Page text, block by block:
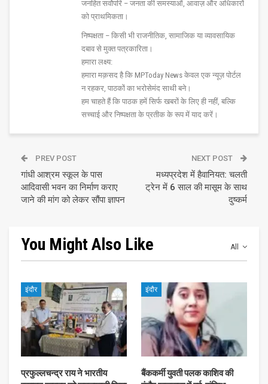
जनहित सर्वोपरि – जनता की समस्याओं, आवाज़ और अधिकारों
को प्राथमिकता।
निष्पक्षता – किसी भी राजनीतिक, सामाजिक या व्यावसायिक
दबाव से मुक्त पत्रकारिता।
हमारा लक्ष्य:
हमारा मक़सद है कि MPToday News केवल एक न्यूज़ पोर्टल
न रहकर, पाठकों का भरोसेमंद साथी बने।
हम चाहते हैं कि पाठक हमें सिर्फ खबरों के लिए ही नहीं, बल्कि
सच्चाई और निष्पक्षता के प्रतीक के रूप में याद करें।
PREV POST
गांधी आश्रम स्कूल के पास
आदिवासी भवन का निर्माण कराए
जाने की मांग को लेकर सौंपा ज्ञापन
NEXT POST
मध्यप्रदेश में हैवानियत: चलती
ट्रेन में 6 साल की मासूम के साथ
दुष्कर्म
All
You Might Also Like
इंदौर
प्रफुल्लचन्द्र राय ने भारतीय
इंदौर
बैंककर्मी युवती पलक काशिव की